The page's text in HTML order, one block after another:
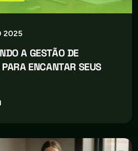
2025
A GESTÃO DE
ENCANTAR SEUS